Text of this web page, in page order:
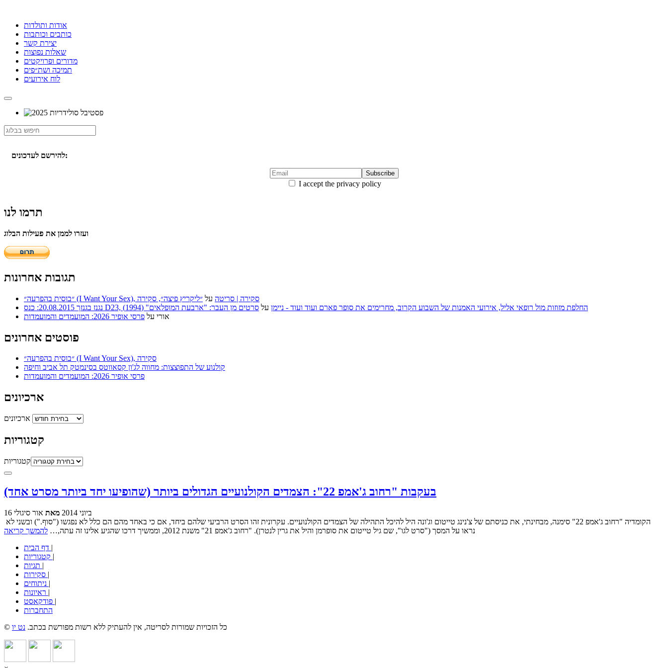
אודות ותולדות
כותבים וכותבות
יצירת קשר
שאלות נפוצות
מדורים ופרויקטים
תמיכה ושת״פים
לוח אירועים
להירשם לעדכונים:
I accept the privacy policy
תרמו לנו
ועזרו לממן את פעילות הבלוג
תגובות אחרונות
״בוסית בהפרעה״ (I Want Your Sex), סקירה | סריטה על ״ליקריץ פיצה״, סקירה
נגנז בגנזך 20.08.2015: כנס D23, החלפת מזוזות מול רופאי אליל, אירועי האמנות של השבוע הקרוב, מחרימים את סופר פארם ועוד ועוד - ניימן על סרטים מן העבר: "ארבעת המופלאים" (1994)
אורי על פרסי אופיר 2026: המועמדים והמועמדות
פוסטים אחרונים
״בוסית בהפרעה״ (I Want Your Sex), סקירה
קולנוע של התפוצצות: מחווה לג'ון קסאווטס בסינמטק תל אביב וחיפה
פרסי אופיר 2026: המועמדים והמועמדות
ארכיונים
ארכיונים
קטגוריות
קטגוריות
בעקבות "רחוב ג'אמפ 22": הצמדים הקולנועיים הגדולים ביותר (שהופיעו יחד ביותר מסרט אחד)
16 ביוני 2014 מאת אור סיגולי
נראו על המסך ("סרט לגו", שם גיל טייטום את סופרמן והיל את גרין לנטרן). "רחוב ג'אמפ 21" משנת 2012, וממשיך דרכו שהגיע אלינו זה עתה,…
להמשך קריאה
|
|
|
|
|
|
|
התחברות
© כל הזכויות שמורות לסריטה, אין להעתיק ללא רשות מפורשת בכתב. נט יו